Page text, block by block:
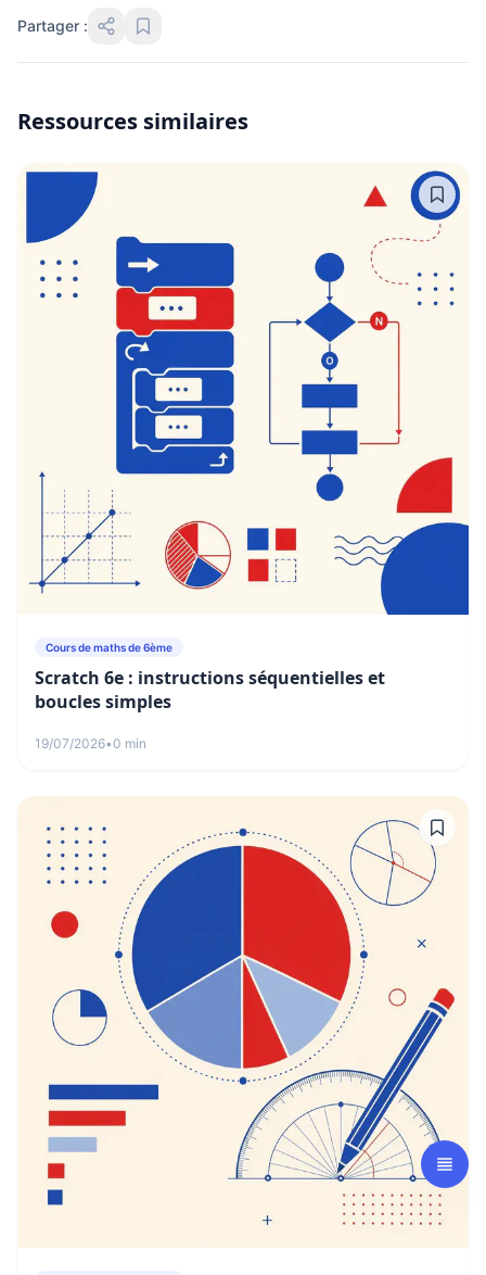
Partager :
Ressources similaires
Cours de maths de 6ème
Scratch 6e : instructions séquentielles et
boucles simples
19/07/2026•0 min